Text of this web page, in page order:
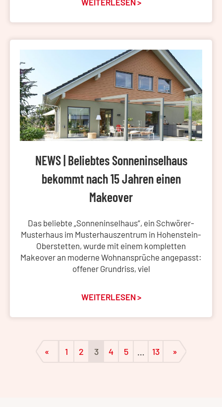
WEITERLESEN >
NEWS | Beliebtes Sonneninselhaus
bekommt nach 15 Jahren einen
Makeover
Das beliebte „Sonneninselhaus“, ein Schwörer-
Musterhaus im Musterhauszentrum in Hohenstein-
Oberstetten, wurde mit einem kompletten
Makeover an moderne Wohnansprüche angepasst:
offener Grundriss, viel
WEITERLESEN >
« 1 2 3 4 5 13 »